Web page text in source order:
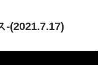
-(2021.7.17)